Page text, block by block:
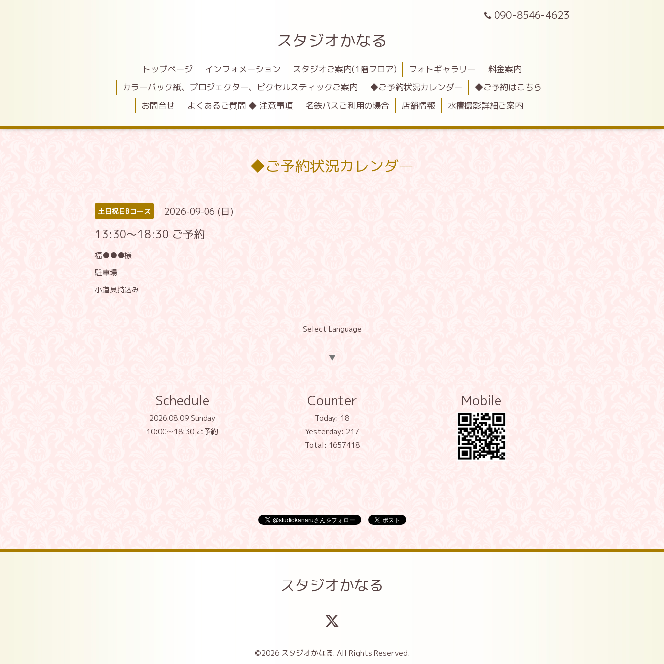
090-8546-4623
スタジオかなる
トップページ インフォメーション スタジオご案内(1階フロア) フォトギャラリー
料金案内
カラーバック紙、プロジェクター、ピクセルスティックご案内
◆ご予約状況カレンダー
◆ご予約はこちら
お問合せ
よくあるご質問 ◆ 注意事項 名鉄バスご利用の場合 店舗情報 水槽撮影詳細ご案内
◆ご予約状況カレンダー
土日祝日Bコース 2026-09-06 (日)
13:30〜18:30 ご予約
福●●●様
駐車場
小道具持込み
Select Language
▼
Schedule
2026.08.09 Sunday
10:00〜18:30 ご予約
Counter
Today: 18
Yesterday: 217
Total: 1657418
Mobile
スタジオかなる
©2026 スタジオかなる. All Rights Reserved.